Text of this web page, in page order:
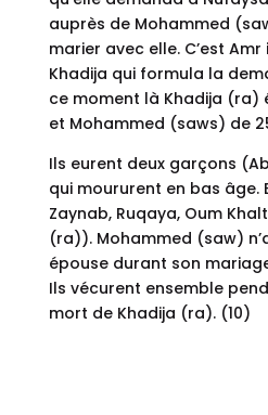
auprès de Mohammed
marier avec elle. C’est
Khadija qui formula la
ce moment là Khadija (ra)
et Mohammed (saws) de
Ils eurent deux garçons
qui moururent en bas âge.
Zaynab, Ruqaya, Oum
(ra)). Mohammed (saw)
épouse durant son
Ils vécurent ensemble
mort de Khadija (ra). (10)